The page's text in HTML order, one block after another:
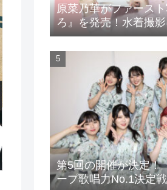
原菜乃華がファース
ろ』を発売！水着撮
筋トレを頑張りまし
第5回の開催が決定！
ープ歌唱力No.1決定